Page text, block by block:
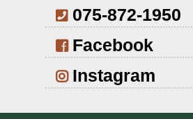
075-872-1950
Facebook
Instagram